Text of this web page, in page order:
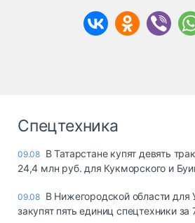
Спецтехника
09.08 В Татарстане купят девять
24,4 млн руб. для Кукморского и
09.08 В Нижегородской области для
закупят пять единиц спецтехники за